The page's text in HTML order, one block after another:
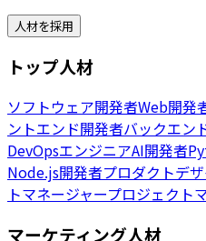
人材を採用
トップ人材
ソフトウェア開発者Web開発
ントエンド開発者バックエン
DevOpsエンジニアAI開発者
Node.js開発者プロダクトデ
トマネージャープロジェクト
マーケティング人材